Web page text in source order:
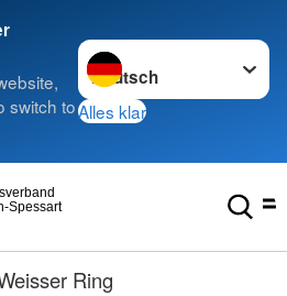
switch to
Sprache wechseln zu
Alles klar
Spessart
Ring